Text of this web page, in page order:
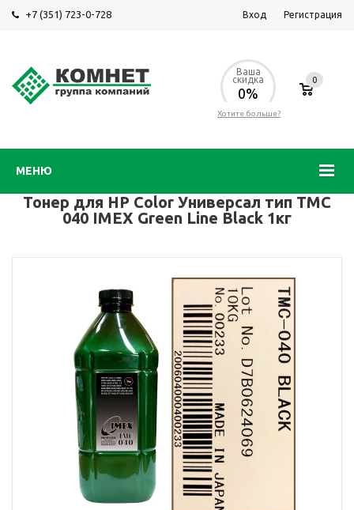
+7 (351) 723-0-728 Вход Регистрация
МЕНЮ
Ваша
скидка
0%
Хотите больше?
0
Тонер для HP Color Универсал тип TMC
040 IMEX Green Line Black 1кг